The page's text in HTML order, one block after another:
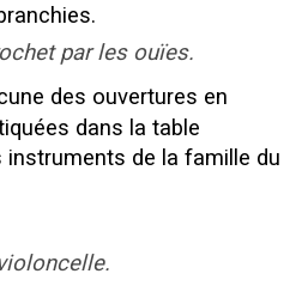
par les ouïes.
des ouvertures en
dans la table
instruments de la famille du